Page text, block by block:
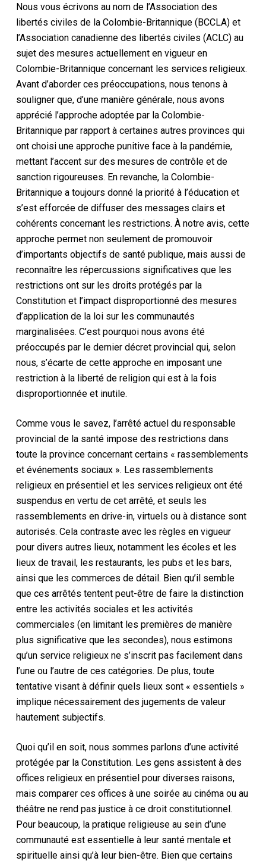
Nous vous écrivons au nom de l’Association des
libertés civiles de la Colombie-Britannique (BCCLA) et
l’Association canadienne des libertés civiles (ACLC) au
sujet des mesures actuellement en vigueur en
Colombie-Britannique concernant les services religieux.
Avant d’aborder ces préoccupations, nous tenons à
souligner que, d’une manière générale, nous avons
apprécié l’approche adoptée par la Colombie-
Britannique par rapport à certaines autres provinces qui
ont choisi une approche punitive face à la pandémie,
mettant l’accent sur des mesures de contrôle et de
sanction rigoureuses. En revanche, la Colombie-
Britannique a toujours donné la priorité à l’éducation et
s’est efforcée de diffuser des messages clairs et
cohérents concernant les restrictions. À notre avis, cette
approche permet non seulement de promouvoir
d’importants objectifs de santé publique, mais aussi de
reconnaître les répercussions significatives que les
restrictions ont sur les droits protégés par la
Constitution et l’impact disproportionné des mesures
d’application de la loi sur les communautés
marginalisées. C’est pourquoi nous avons été
préoccupés par le dernier décret provincial qui, selon
nous, s’écarte de cette approche en imposant une
restriction à la liberté de religion qui est à la fois
disproportionnée et inutile.
Comme vous le savez, l’arrêté actuel du responsable
provincial de la santé impose des restrictions dans
toute la province concernant certains « rassemblements
et événements sociaux ». Les rassemblements
religieux en présentiel et les services religieux ont été
suspendus en vertu de cet arrêté, et seuls les
rassemblements en drive-in, virtuels ou à distance sont
autorisés. Cela contraste avec les règles en vigueur
pour divers autres lieux, notamment les écoles et les
lieux de travail, les restaurants, les pubs et les bars,
ainsi que les commerces de détail. Bien qu’il semble
que ces arrêtés tentent peut-être de faire la distinction
entre les activités sociales et les activités
commerciales (en limitant les premières de manière
plus significative que les secondes), nous estimons
qu’un service religieux ne s’inscrit pas facilement dans
l’une ou l’autre de ces catégories. De plus, toute
tentative visant à définir quels lieux sont « essentiels »
implique nécessairement des jugements de valeur
hautement subjectifs.
Quoi qu’il en soit, nous sommes parlons d’une activité
protégée par la Constitution. Les gens assistent à des
offices religieux en présentiel pour diverses raisons,
mais comparer ces offices à une soirée au cinéma ou au
théâtre ne rend pas justice à ce droit constitutionnel.
Pour beaucoup, la pratique religieuse au sein d’une
communauté est essentielle à leur santé mentale et
spirituelle ainsi qu’à leur bien-être. Bien que certains